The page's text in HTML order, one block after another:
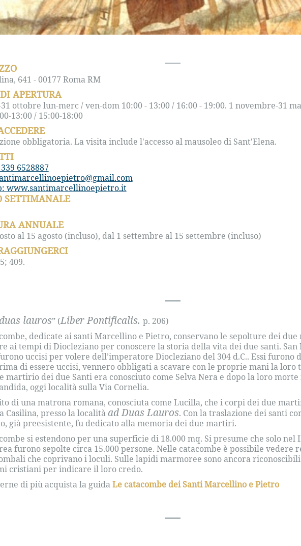
641 - 00177 Roma RM
APERTURA
ottobre lun-merc / ven-dom 10:00 - 13:00 / 16:00 - 19:00. 1 novembre-31
13:00 / 15:00-18:00
obbligatoria. La visita include l'accesso al mausoleo di Sant'Elena.
6528887
www.santimarcellinoepietro.it
SETTIMANALE
ANNUALE
al 15 agosto (incluso), dal 1 settembre al 15 settembre (incluso)
409.
lauros” (Liber Pontificalis. p. 206)
dedicate ai santi Marcellino e Pietro, conservano le sepolture dei
ai tempi di Diocleziano per conoscere la storia della vita dei due santi. San
uccisi per volere dell’imperatore Diocleziano del 304 d.C.. Essi furono
di essere uccisi, vennero obbligati a scavare con le proprie mani la loro
martirio dei due Santi era conosciuto come Selva Nera e dopo la loro
oggi località sulla Via Cornelia.
di una matrona romana, conosciuta come Lucilla, che i corpi dei due
Casilina, presso la località ad Duas Lauros. Con la traslazione dei santi
già preesistente, fu dedicato alla memoria dei due martiri.
si estendono per una superficie di 18.000 mq. Si presume che solo nel
furono sepolte circa 15.000 persone. Nelle catacombe è possibile vedere
che coprivano i loculi. Sulle lapidi marmoree sono ancora
cristiani per indicare il loro credo.
di più acquista la guidaLe catacombe dei Santi Marcellino e Pietro